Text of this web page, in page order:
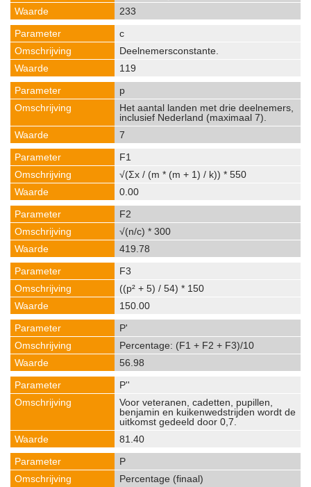
233
c
Deelnemersconstante.
119
p
Het aantal landen met drie deelnemers,
inclusief Nederland (maximaal 7).
7
F1
√(Σx / (m * (m + 1) / k)) * 550
0.00
F2
√(n/c) * 300
419.78
F3
((p² + 5) / 54) * 150
150.00
P'
Percentage: (F1 + F2 + F3)/10
56.98
P''
Voor veteranen, cadetten, pupillen,
benjamin en kuikenwedstrijden wordt de
uitkomst gedeeld door 0,7.
81.40
P
Percentage (finaal)